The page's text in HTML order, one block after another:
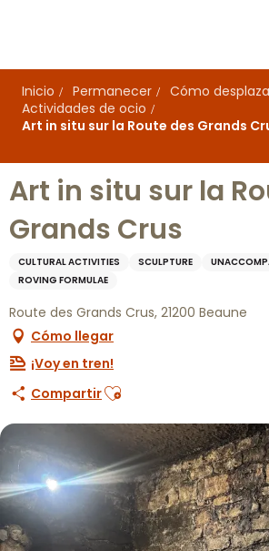
principal
Inicio
Permanecer
Cómo
Actividades de ocio
Art in situ sur la Route des Grands
Art in situ sur la
Grands Crus
CULTURAL ACTIVITIES SCULPTURE
ROVING FORMULAE
Route des Grands Crus, 21200 Beaune
Cómo llegar
¡Voy en tren!
CompartirAjouter aux favoris